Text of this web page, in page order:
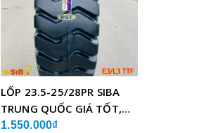
LỐP 23.5-25/28PR SIBA
TRUNG QUỐC GIÁ TỐT,
SIÊU BỀN
1.550.000₫